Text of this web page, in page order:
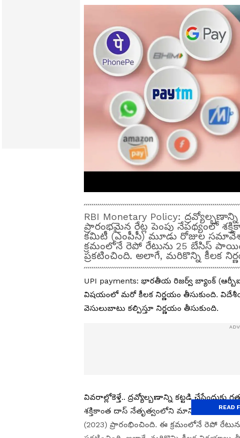
RBI Monetary Policy:
ప్రారంభమైన రేట్ల పెంపు నేపథ్యంలో
కమిటీ (ఎంపీసీ) మూడు రోజుల
క్ర‌మంలోనే రెపో రేటును 25 బేసిస్
ప్రకటించింది. అలాగే, మరికొన్ని కీలక
UPI payments: భారతీయ రిజర్వ్‌ బ్యాంక్‌
విష‌యంలో మ‌రో కీల‌క నిర్ణ‌యం తీసుకుంది.
వెసులుబాటు కల్పిస్తూ నిర్ణ‌యం తీసుకుంది.
వివ‌రాల్లోకెళ్తే.. ద్రవ్యోల్బణాన్ని కట్టడి
శక్తికాంత దాస్ నేతృత్వంలోని మానిటరీ పాలసీ
(2023) ప్రారంభించింది. ఈ క్ర‌మంలోనే రెపో
READ